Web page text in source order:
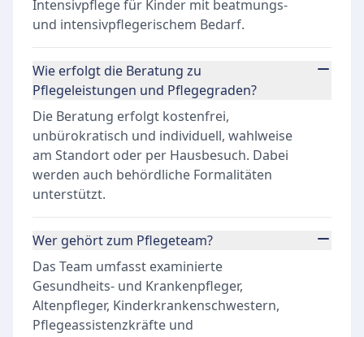
Intensivpflege für Kinder mit beatmungs-
und intensivpflegerischem Bedarf.
Wie erfolgt die Beratung zu
Pflegeleistungen und Pflegegraden?
Die Beratung erfolgt kostenfrei,
unbürokratisch und individuell, wahlweise
am Standort oder per Hausbesuch. Dabei
werden auch behördliche Formalitäten
unterstützt.
Wer gehört zum Pflegeteam?
Das Team umfasst examinierte
Gesundheits- und Krankenpfleger,
Altenpfleger, Kinderkrankenschwestern,
Pflegeassistenzkräfte und